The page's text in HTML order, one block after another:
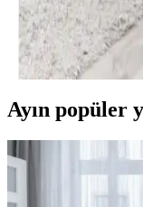
Modern yatak
ve fonksiyonelliği bir
ile uzun ömür sağlar,
Ayın popüler